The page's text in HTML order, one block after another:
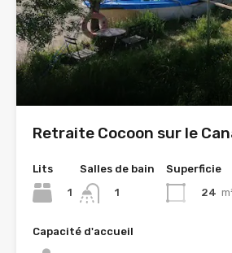
Retraite Cocoon sur le
Lits
1
Salles de bain
1
Superficie
24
Capacité d'accueil